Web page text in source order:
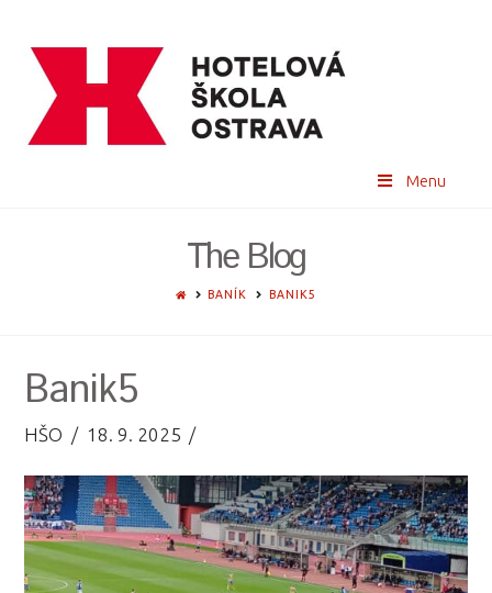
Menu
The Blog
HOMEBANÍK BANIK5
Banik5
HŠO 18. 9. 2025